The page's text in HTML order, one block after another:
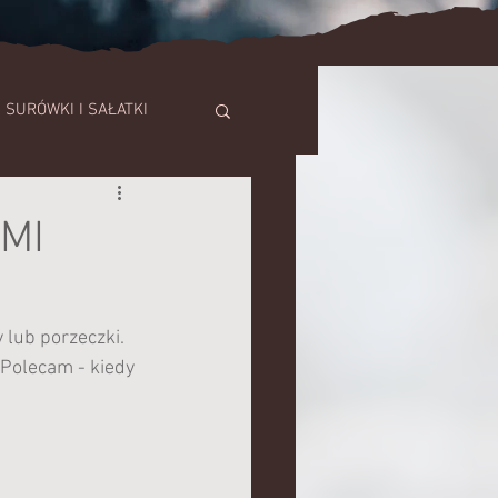
SURÓWKI I SAŁATKI
lub porzeczki.
- kiedy